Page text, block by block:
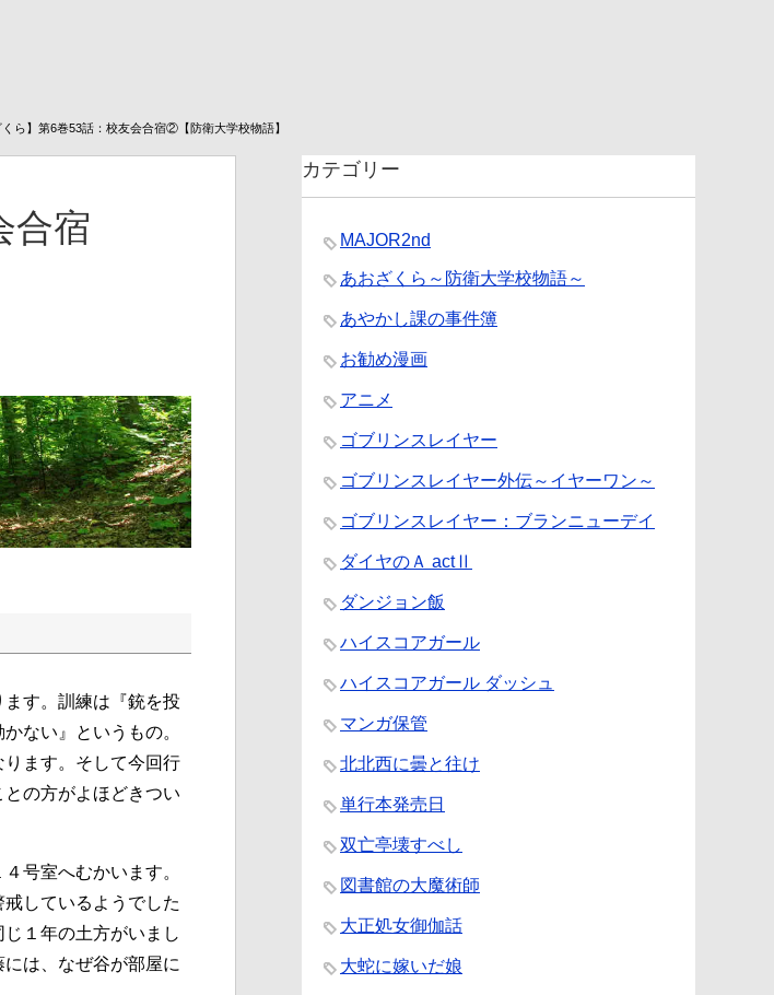
くら】第6巻53話：校友会合宿②【防衛大学校物語】
合宿
す。訓練は『銃を投
ない』というもの。
ます。そして今回行
の方がよほどきつい
号室へむかいます。
しているようでした
１年の土方がいまし
は、なぜ谷が部屋に
カテゴリー
MAJOR2nd
あおざくら～防衛大学校物語～
あやかし課の事件簿
お勧め漫画
アニメ
ゴブリンスレイヤー
ゴブリンスレイヤー外伝～イヤーワン～
ゴブリンスレイヤー：ブランニューデイ
ダイヤのＡ actⅡ
ダンジョン飯
ハイスコアガール
ハイスコアガール ダッシュ
マンガ保管
北北西に曇と往け
単行本発売日
双亡亭壊すべし
図書館の大魔術師
大正処女御伽話
大蛇に嫁いだ娘